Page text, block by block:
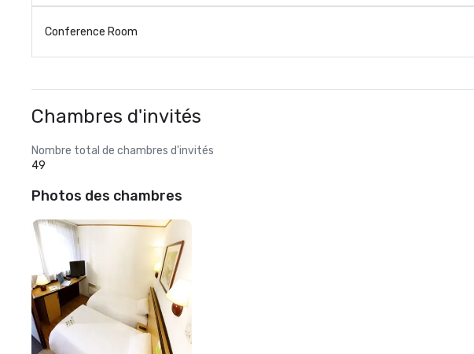
Conference Room
Chambres d'invités
Nombre total de chambres d'invités
49
Photos des chambres